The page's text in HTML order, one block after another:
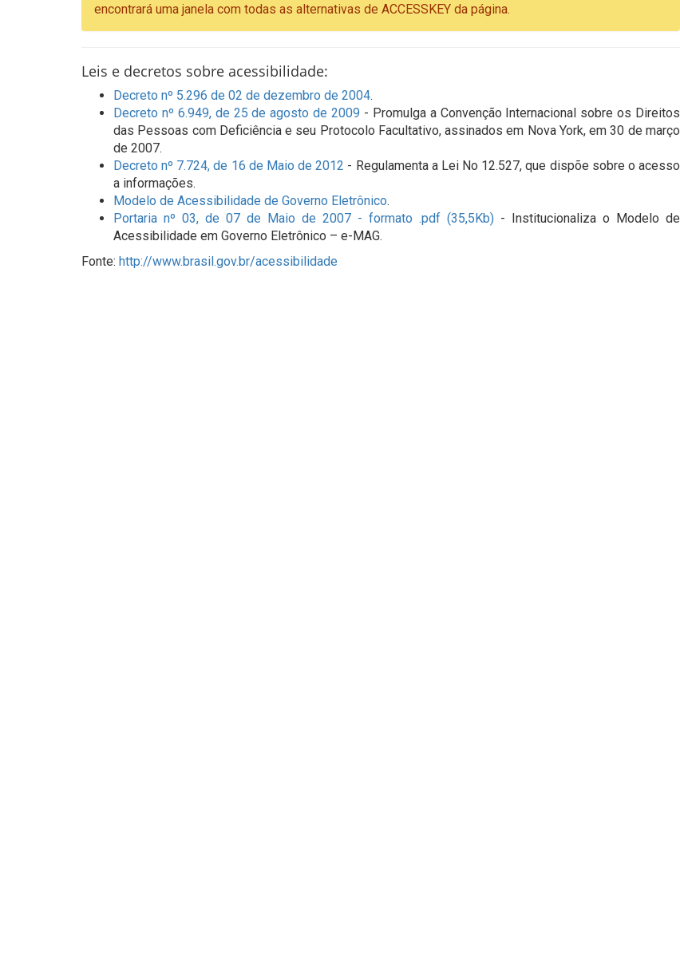
encontrará uma janela com todas as alternativas de ACCESSKEY da página.
Leis e decretos sobre acessibilidade:
Decreto nº 5.296 de 02 de dezembro de 2004.
Decreto nº 6.949, de 25 de agosto de 2009 - Promulga a Convenção Internacional sobre os Direitos
das Pessoas com Deficiência e seu Protocolo Facultativo, assinados em Nova York, em 30 de março
de 2007.
Decreto nº 7.724, de 16 de Maio de 2012 - Regulamenta a Lei No 12.527, que dispõe sobre o acesso
a informações.
Modelo de Acessibilidade de Governo Eletrônico.
Portaria nº 03, de 07 de Maio de 2007 - formato .pdf (35,5Kb) - Institucionaliza o Modelo de
Acessibilidade em Governo Eletrônico – e-MAG.
Fonte: http://www.brasil.gov.br/acessibilidade